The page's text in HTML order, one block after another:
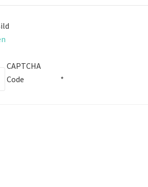
CAPTCHA
Code
*